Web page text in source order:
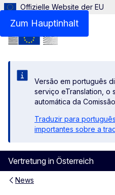
Zum Hauptinhalt
Offizielle Website der EU
Versão em português
serviço eTranslation, o
automática da
Traduzir para português
importantes sobre a
Vertretung in Österreich
Menu
News